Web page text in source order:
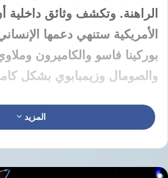
الراهنة. وتكشف وثائق داخلية
الأمريكية ستنهي دعمها
بوركينا فاسو والكاميرون
والصومال وزيمبابوي بشكل
توضح المراسلات الرسمية
الولايات المتحدة الأمريكية أن
العمليات الإنسانية. وتبرر وزارة
المزيد